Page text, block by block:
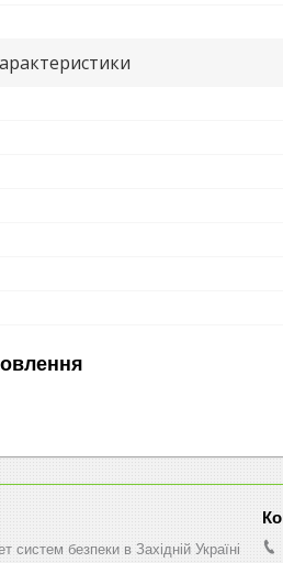
безпеки в Західній Україні